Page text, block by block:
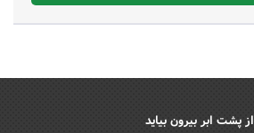
از پشت ابر بیرون بیاید